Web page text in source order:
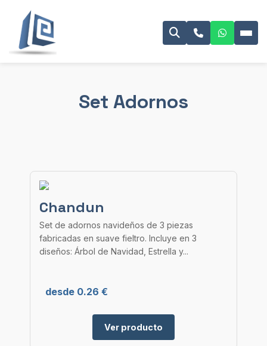
Set Adornos
Chandun
Set de adornos navideños de 3 piezas
fabricadas en suave fieltro. Incluye en 3
diseños: Árbol de Navidad, Estrella y...
desde 0.26 €
Ver producto